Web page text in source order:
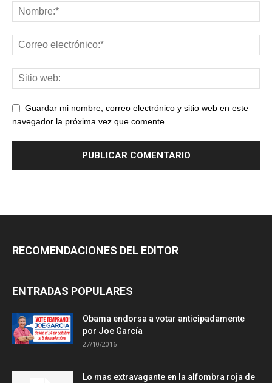
Guardar mi nombre, correo electrónico y sitio web en este
navegador la próxima vez que comente.
RECOMENDACIONES DEL EDITOR
ENTRADAS POPULARES
Obama endorsa a votar anticipadamente
por Joe García
27/10/2016
Lo mas extravagante en la alfombra roja de